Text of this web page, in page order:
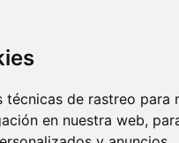
técnicas de rastreo para
en nuestra web,